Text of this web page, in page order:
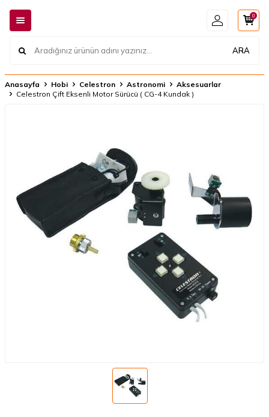
ARA
0
Anasayfa Hobi Celestron Astronomi
Aksesuarlar
Celestron Çift Eksenli Motor Sürücü ( CG-4 Kundak )